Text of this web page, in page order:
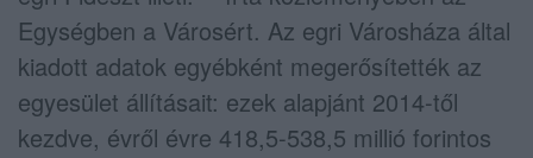
Egységben a Városért. Az egri Városháza által
kiadott adatok egyébként megerősítették az
egyesület állításait: ezek alapjánt 2014-től
kezdve, évről évre 418,5-538,5 millió forintos